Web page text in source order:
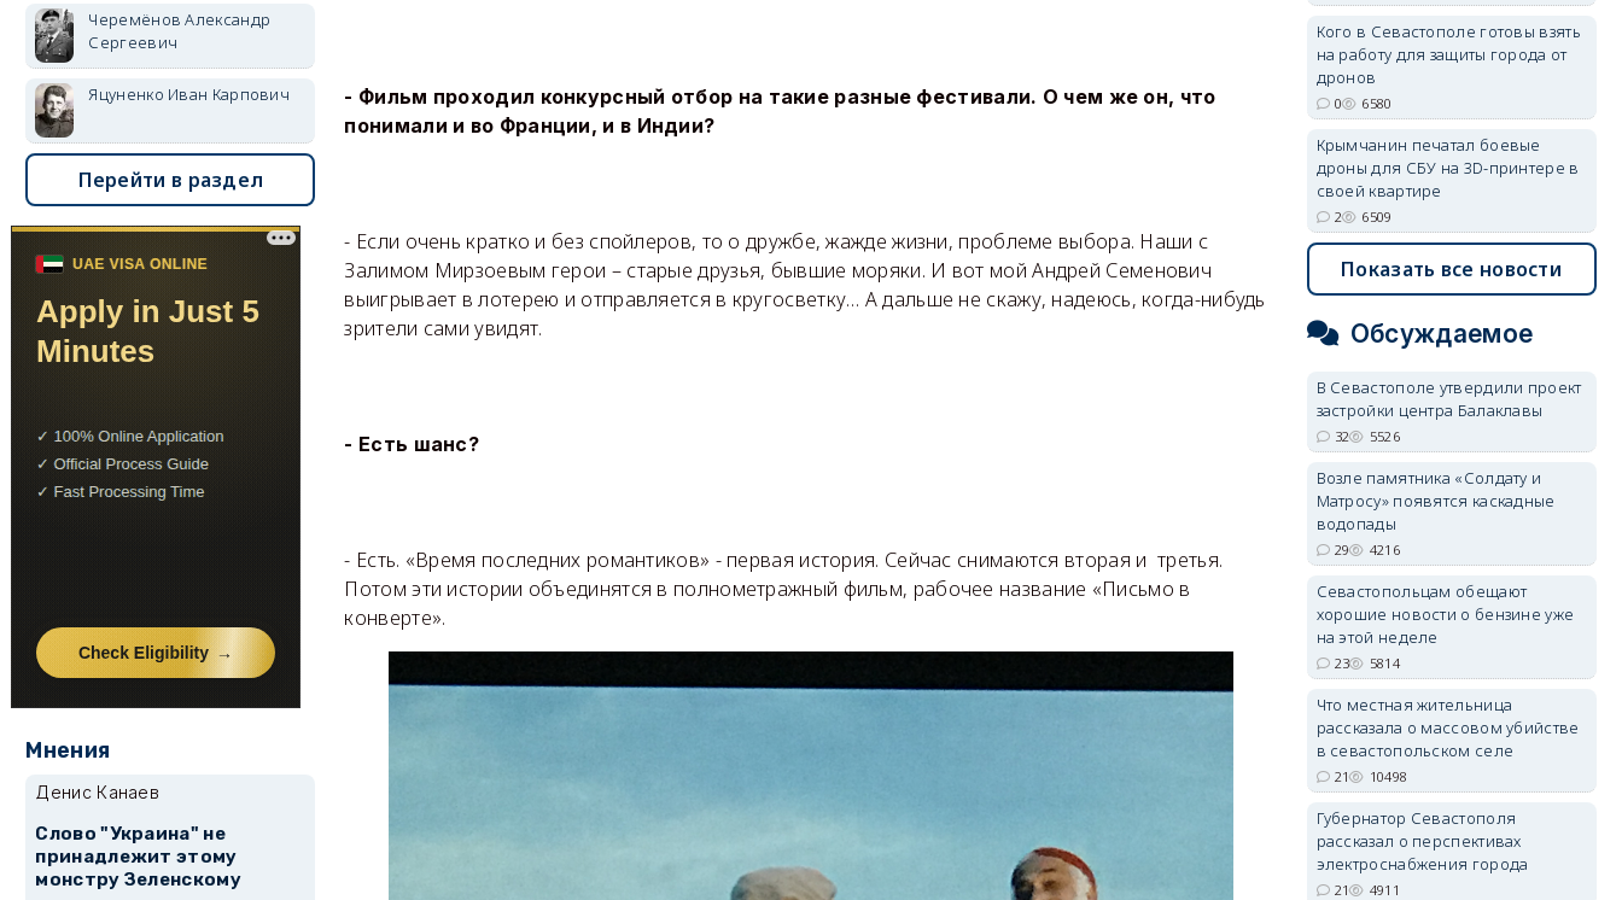
- Фильм проходил конкурсный отбор на такие разные фестивали. О чем же он, что
понимали и во Франции, и в Индии?
- Если очень кратко и без спойлеров, то о дружбе, жажде жизни, проблеме выбора. Наши с
Залимом Мирзоевым герои – старые друзья, бывшие моряки. И вот мой Андрей Семенович
выигрывает в лотерею и отправляется в кругосветку… А дальше не скажу, надеюсь, когда-нибудь
зрители сами увидят.
- Есть шанс?
- Есть. «Время последних романтиков» - первая история. Сейчас снимаются вторая и третья.
Потом эти истории объединятся в полнометражный фильм, рабочее название «Письмо в
конверте».
Черемёнов Александр
Сергеевич
Яцуненко Иван Карпович
Перейти в раздел
Мнения
Денис Канаев
Слово "Украина" не
принадлежит этому
монстру Зеленскому
Кого в Севастополе готовы взять
на работу для защиты города от
дронов
0 6580
Крымчанин печатал боевые
дроны для СБУ на 3D-принтере в
своей квартире
2 6509
Показать все новости
Обсуждаемое
В Севастополе утвердили проект
застройки центра Балаклавы
32 5526
Возле памятника «Солдату и
Матросу» появятся каскадные
водопады
29 4216
Севастопольцам обещают
хорошие новости о бензине уже
на этой неделе
23 5814
Что местная жительница
рассказала о массовом убийстве
в севастопольском селе
21 10498
Губернатор Севастополя
рассказал о перспективах
электроснабжения города
21 4911